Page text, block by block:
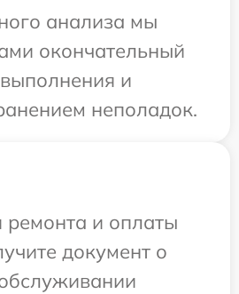
анализа мы
окончательный
и
неполадок.
и оплаты
документ о